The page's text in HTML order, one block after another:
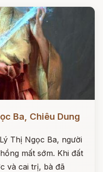
Ba, Chiêu Dung
Thị Ngọc Ba, người
mất sớm. Khi đất
và cai trị, bà đã